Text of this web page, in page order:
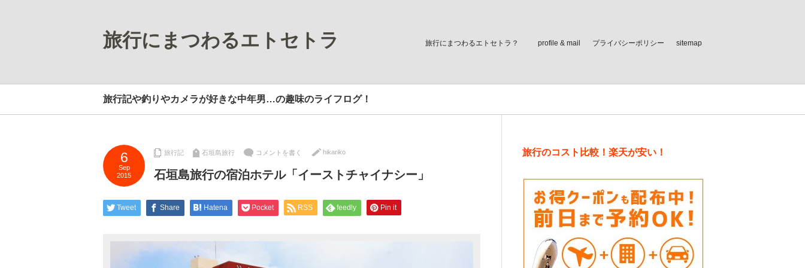
旅行にまつわるエトセトラ 旅行にまつわるエトセトラ？ profile & mail プライバシーポリシー sitemap
旅行記や釣りやカメラが好きな中年男…の趣味のライフログ！
6
Sep
2015
旅行記 石垣島旅行 コメントを書く hikariko
石垣島旅行の宿泊ホテル「イーストチャイナシー」
Tweet Share Hatena Pocket RSS feedly Pin it
旅行のコスト比較！楽天が安い！